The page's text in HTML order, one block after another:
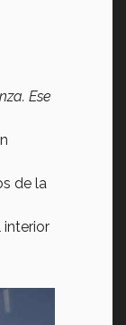
Ese
de la
interior